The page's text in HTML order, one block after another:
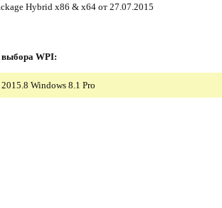
Hybrid x86 & x64 от 27.07.2015
выбора WPI: